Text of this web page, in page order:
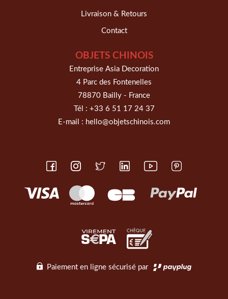
Livraison & Retours
Contact
OBJETS CHINOIS
Entreprise Asia Decoration
4 Parc des Fontenelles
78870 Bailly - France
Tél : +33 6 51 17 24 37
E-mail : hello@objetschinois.com
Paiement en ligne sécurisé par